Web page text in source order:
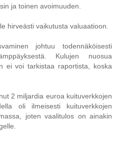
ja toinen avoimuuden.
hirveästi vaikutusta valuaatioon.
johtuu todennäköisesti
Kulujen nuosua
ei voi tarkistaa raportista, koska
2 miljardia euroa kuituverkkojen
oli ilmeisesti kuituverkkojen
joten vaalitulos on ainakin